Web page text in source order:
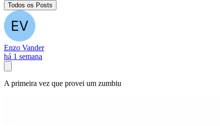
Todos os Posts
Enzo Vander
há 1 semana
A primeira vez que provei um zumbiu